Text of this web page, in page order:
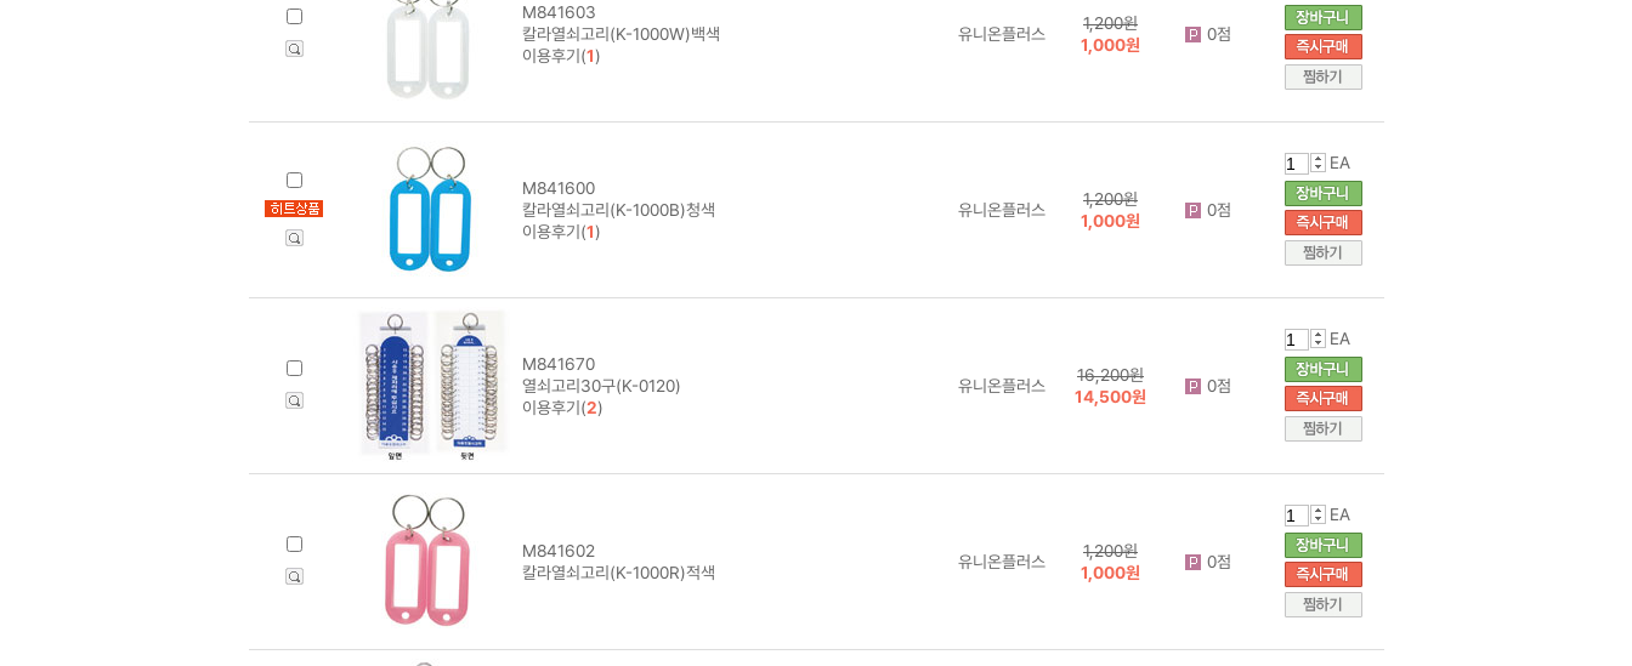
M841603
칼라열쇠고리(K-1000W)백색
이용후기(1)
유니온플러스
1,200원
1,000원
0점
M841600
칼라열쇠고리(K-1000B)청색
이용후기(1)
유니온플러스
1,200원
1,000원
0점
EA
M841670
열쇠고리30구(K-0120)
이용후기(2)
유니온플러스
16,200원
14,500원
0점
EA
M841602
칼라열쇠고리(K-1000R)적색
유니온플러스
1,200원
1,000원
0점
EA